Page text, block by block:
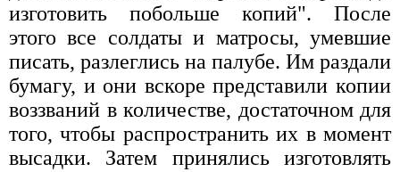
изготовить побольше копий". После
этого все солдаты и матросы, умевшие
писать, разлеглись на палубе. Им раздали
бумагу, и они вскоре представили копии
воззваний в количестве, достаточном для
того, чтобы распространить их в момент
высадки. Затем принялись изготовлять